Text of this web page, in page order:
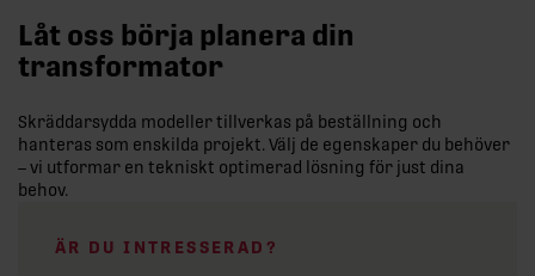
Låt oss börja planera din
transformator
Skräddarsydda modeller tillverkas på beställning och
hanteras som enskilda projekt. Välj de egenskaper du behöver
– vi utformar en tekniskt optimerad lösning för just dina
behov.
ÄR DU INTRESSERAD?